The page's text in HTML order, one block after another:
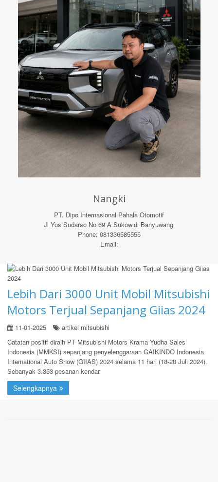
Nangki
PT. Dipo Internasional Pahala Otomotif
Jl Yos Sudarso No 69 A Sukowidi Banyuwangi
Phone: 081336585555
Email:
Lebih Dari 3000 Unit Mobil Mitsubishi
Motors Terjual Sepanjang Giias 2024
11-01-2025
artikel mitsubishi
Catatan positif diraih PT Mitsubishi Motors Krama Yudha Sales
Indonesia (MMKSI) sepanjang penyelenggaraan GAIKINDO Indonesia
International Auto Show (GIIAS) 2024 selama 11 hari (18-28 Juli 2024).
Sebanyak 3.353 pesanan kendar
Selengkapnya